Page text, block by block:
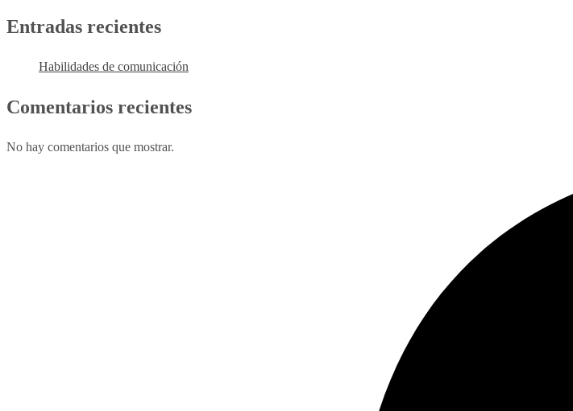
Entradas recientes
Habilidades de comunicación
Comentarios recientes
No hay comentarios que mostrar.